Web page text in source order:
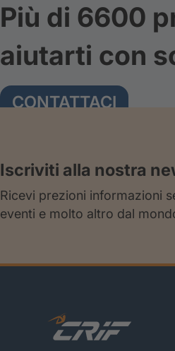
Più di 6600
aiutarti con
CONTATTACI
Iscriviti alla nostra
Ricevi prezioni informazioni
eventi e molto altro dal